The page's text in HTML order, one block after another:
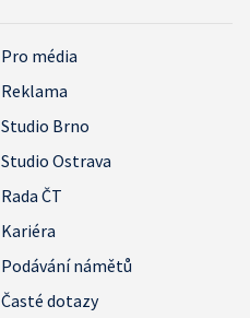
Pro média
Reklama
Studio Brno
Studio Ostrava
Rada ČT
Kariéra
Podávání námětů
Časté dotazy